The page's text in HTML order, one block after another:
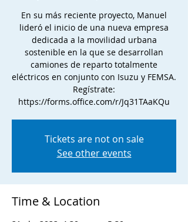
En su más reciente proyecto, Manuel
lideró el inicio de una nueva empresa
dedicada a la movilidad urbana
sostenible en la que se desarrollan
camiones de reparto totalmente
eléctricos en conjunto con Isuzu y FEMSA.
Regístrate:
https://forms.office.com/r/Jq31TAaKQu
Tickets are not on sale
See other events
Time & Location